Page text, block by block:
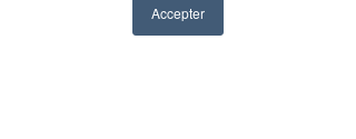
Accepter
Identifier  les éléments déjà